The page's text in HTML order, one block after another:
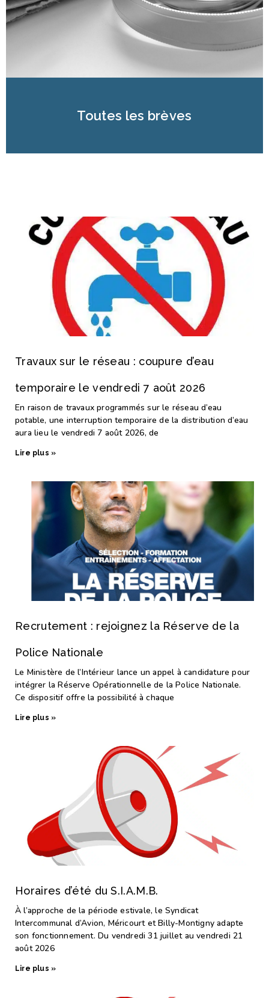
Toutes les brèves
Travaux sur le réseau : coupure d’eau
temporaire le vendredi 7 août 2026
En raison de travaux programmés sur le réseau d’eau
potable, une interruption temporaire de la distribution d’eau
aura lieu le vendredi 7 août 2026, de
Lire plus »
Recrutement : rejoignez la Réserve de la
Police Nationale
Le Ministère de l’Intérieur lance un appel à candidature pour
intégrer la Réserve Opérationnelle de la Police Nationale.
Ce dispositif offre la possibilité à chaque
Lire plus »
Horaires d’été du S.I.A.M.B.
À l’approche de la période estivale, le Syndicat
Intercommunal d’Avion, Méricourt et Billy-Montigny adapte
son fonctionnement. Du vendredi 31 juillet au vendredi 21
août 2026
Lire plus »